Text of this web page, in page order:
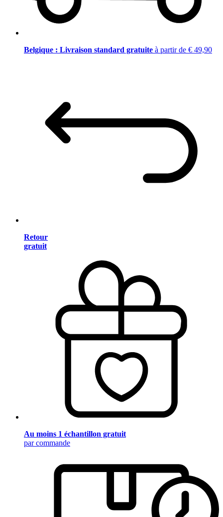
Belgique : Livraison standard gratuite à partir de € 49,90
Retour
gratuit
Au moins 1 échantillon gratuit
par commande